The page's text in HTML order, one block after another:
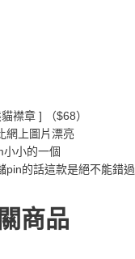
襟章 ] （$68）
網上圖片漂亮
小小的一個
pin的話這款是絕不能錯過
商品